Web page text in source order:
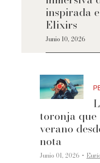
inspirada
Elixirs
Junio 10, 2026
toronja que
verano
nota
Junio 01, 2026 ·